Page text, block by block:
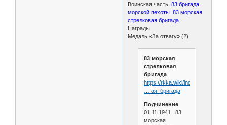
Воинская часть:83 бригада
морской пехоты. 83 морская
стрелковая бригада
Награды
Медаль «За отвагу» (2)
83 морская
стрелковая
бригада
https://rkka.wiki/index.php/
… ая_бригада
Подчинение
01.11.1941 83
морская